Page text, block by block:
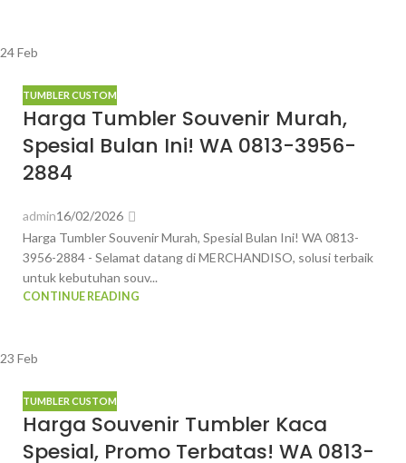
24Feb
TUMBLER CUSTOM
Harga Tumbler Souvenir Murah,
Spesial Bulan Ini! WA 0813-3956-
2884
admin16/02/2026
Harga Tumbler Souvenir Murah, Spesial Bulan Ini! WA 0813-
3956-2884 - Selamat datang di MERCHANDISO, solusi terbaik
untuk kebutuhan souv...
CONTINUE READING
23 Feb
TUMBLER CUSTOM
Harga Souvenir Tumbler Kaca
Spesial, Promo Terbatas! WA 0813-